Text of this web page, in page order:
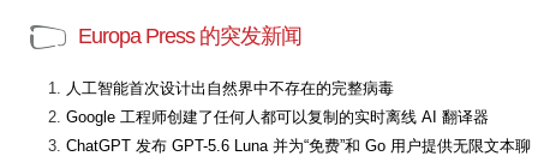
Europa Press 的突发新闻
人工智能首次设计出自然界中不存在的完整病毒
Google 工程师创建了任何人都可以复制的实时离线 AI 翻译器
ChatGPT 发布 GPT-5.6 Luna 并为“免费”和 Go 用户提供无限文本聊